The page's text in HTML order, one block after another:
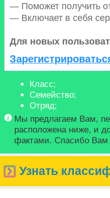
— Поможет получить
— Включает в себя
Для новых
Класс;
Семейство;
Отряд;
Мы предлагаем Вам,
расположена ниже, и
фактами. Спасибо
Узнать